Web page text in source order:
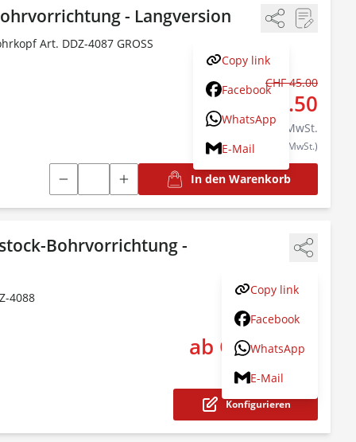
- Langversion
Art. DDZ-4087 GROSS
Copy link
Facebook
WhatsApp
E-Mail
Statt: CHF 45.00
CHF 42.50
inkl. 8.1% MwSt.
(CHF 39.32 exkl. MwSt.)
In den Warenkorb
Bohrvorrichtung -
4088
Copy link
Facebook
WhatsApp
E-Mail
ab CHF 19.50
inkl. 8.1 % MwSt.
Konfigurieren